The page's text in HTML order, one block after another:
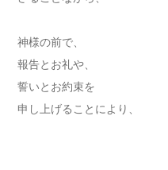
神様の前で、
報告とお礼や、
誓いとお約束を
申し上げることにより、